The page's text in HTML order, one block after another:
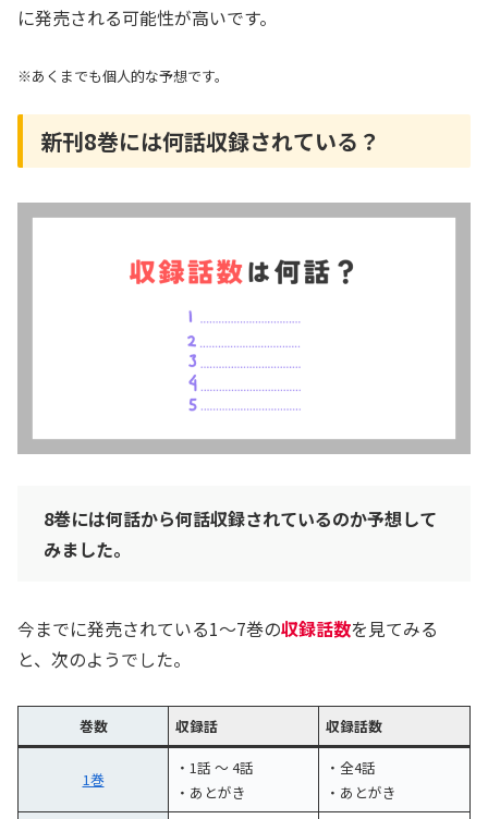
に発売される可能性が高いです。
※あくまでも個人的な予想です。
新刊8巻には何話収録されている？
8巻には何話から何話収録されているのか予想して
みました。
今までに発売されている1〜7巻の収録話数を見てみる
と、次のようでした。
巻数 収録話 収録話数
1巻
・1話 〜 4話
・あとがき
・全4話
・あとがき